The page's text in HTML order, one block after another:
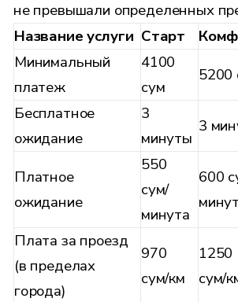
не превышали определенных
Название услуги Старт
Минимальный
платеж
4100
сум
5200
Бесплатное
ожидание
3
минуты
3
Платное
ожидание
550
сум/
минута
600
Плата за проезд
(в пределах
города)
970
сум/км
1250
сум/